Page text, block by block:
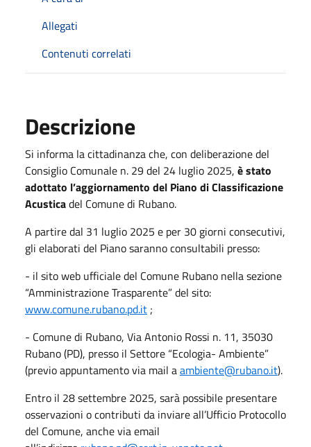
Allegati
Contenuti correlati
Descrizione
Si informa la cittadinanza che, con deliberazione del
Consiglio Comunale n. 29 del 24 luglio 2025, è stato
adottato l’aggiornamento del Piano di Classificazione
Acusticadel Comune di Rubano.
A partire dal 31 luglio 2025 e per 30 giorni consecutivi,
gli elaborati del Piano saranno consultabili presso:
- il sito web ufficiale del Comune Rubano nella sezione
“Amministrazione Trasparente” del sito:
www.comune.rubano.pd.it ;
- Comune di Rubano, Via Antonio Rossi n. 11, 35030
Rubano (PD), presso il Settore “Ecologia- Ambiente”
(previo appuntamento via mail aambiente@rubano.it).
Entro il 28 settembre 2025, sarà possibile presentare
osservazioni o contributi da inviare all’Ufficio Protocollo
del Comune, anche via email